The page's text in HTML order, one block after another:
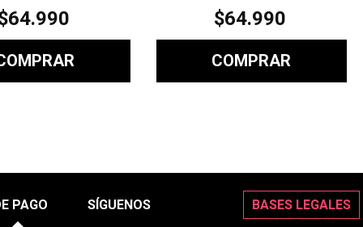
64.990 $64.990
COMPRAR
PAGO SÍGUENOS BASES LEGALES